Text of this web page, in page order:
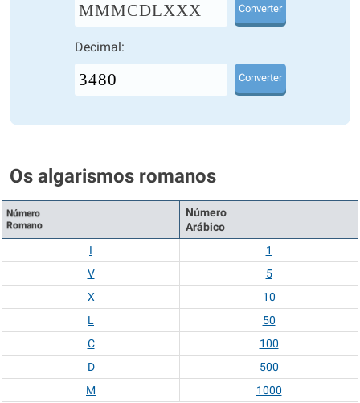
MMMCDLXXX Converter
Decimal:
Converter
Os algarismos romanos
Número
Romano
Número
Arábico
I
1
V
5
X
10
L
50
C
100
D
500
M
1000